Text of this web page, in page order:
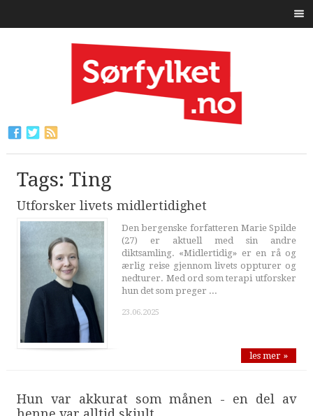
Tags: Ting
Utforsker livets midlertidighet
Den bergenske forfatteren Marie Spilde
(27) er aktuell med sin andre
diktsamling. «Midlertidig» er en rå og
ærlig reise gjennom livets oppturer og
nedturer. Med ord som terapi utforsker
hun det som preger ...
23.06.2025
les mer »
Hun var akkurat som månen - en del av